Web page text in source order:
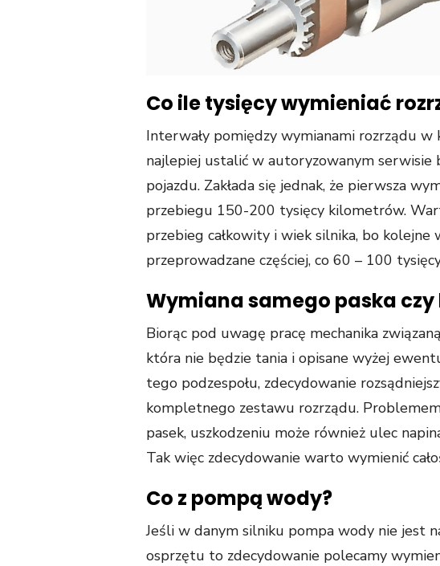
Co ile tysięcy wymieniać
Interwały pomiędzy wymianami rozrządu
najlepiej ustalić w autoryzowanym serwisie
pojazdu. Zakłada się jednak, że pierwsza
przebiegu 150-200 tysięcy kilometrów.
przebieg całkowity i wiek silnika, bo kolejne
przeprowadzane częściej, co 60 – 100
Wymiana samego paska
Biorąc pod uwagę pracę mechanika
która nie będzie tania i opisane wyżej
tego podzespołu, zdecydowanie
kompletnego zestawu rozrządu.
pasek, uszkodzeniu może również ulec
Tak więc zdecydowanie warto wymienić
Co z pompą wody?
Jeśli w danym silniku pompa wody nie jest
osprzętu to zdecydowanie polecamy